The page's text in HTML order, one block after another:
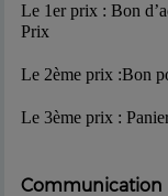
Le 1er prix : Bon
Prix
Le 2ème prix :Bon
Le 3ème prix :
Communication